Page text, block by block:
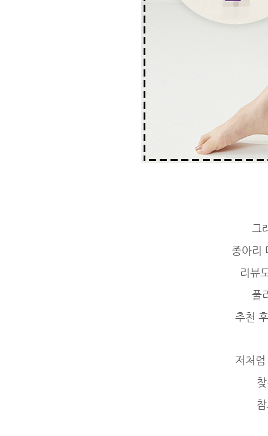
그
종아리
리뷰
풀
추천
저처